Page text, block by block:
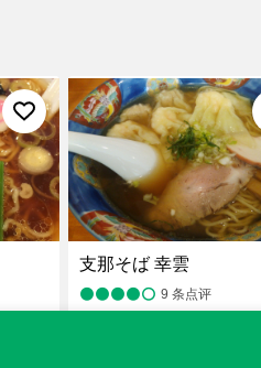
支那そば 幸雲
9 条点评